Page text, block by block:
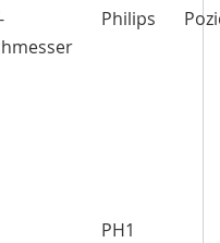
Philips
PH1